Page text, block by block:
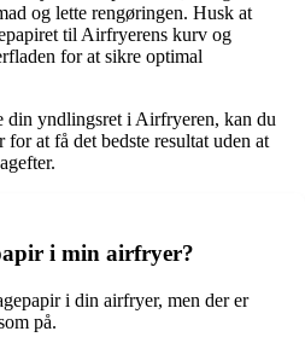
og lette rengøringen. Husk at
til Airfryerens kurv og
for at sikre optimal
din yndlingsret i Airfryeren, kan du
at få det bedste resultat uden at
i min airfryer?
i din airfryer, men der er
på.